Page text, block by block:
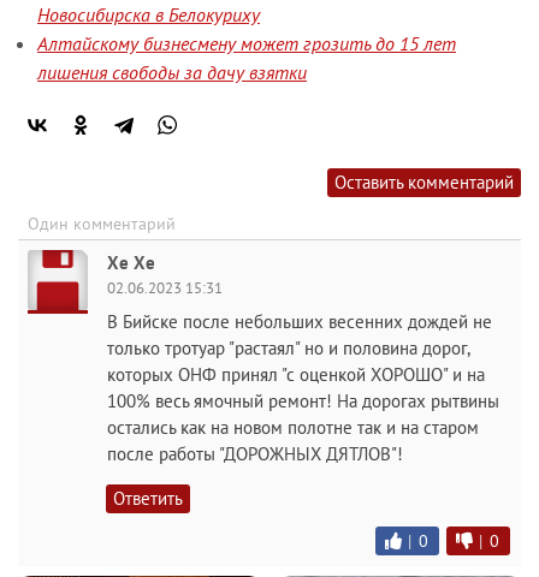
Новосибирска в Белокуриху
Алтайскому бизнесмену может грозить до 15 лет
лишения свободы за дачу взятки
Оставить комментарий
Один комментарий
Хе Хе
02.06.2023 15:31
В Бийске после небольших весенних дождей не
только тротуар "растаял" но и половина дорог,
которых ОНФ принял "с оценкой ХОРОШО" и на
100% весь ямочный ремонт! На дорогах рытвины
остались как на новом полотне так и на старом
после работы "ДОРОЖНЫХ ДЯТЛОВ"!
Ответить
| 0 | 0